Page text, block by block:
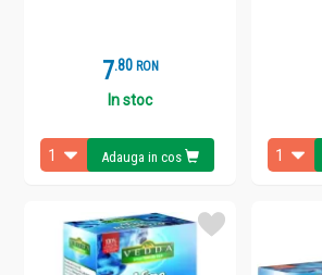
7.8 RON
In stoc
Adauga in cos